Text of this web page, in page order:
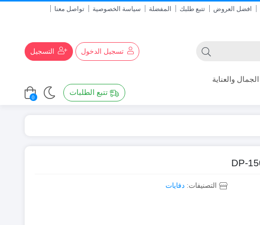
افضل العروض تتبع طلبك المفضلة سياسة الخصوصية
تواصل معنا
تسجيل الدخول التسجيل
الجمال والعناية
تتبع الطلبات
0
التصنيفات:دفايات